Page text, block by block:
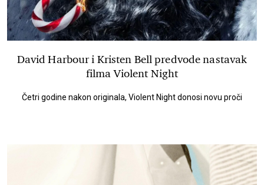
David Harbour i Kristen Bell predvode nastavak
filma Violent Night
Četri godine nakon originala, Violent Night donosi novu proči